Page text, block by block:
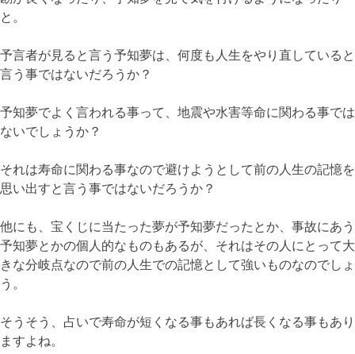
と。
予言者が見ると言う予知夢は、何度も人生をやり直していると
言う事ではないだろうか？
予知夢でよく言われる事って、地震や水害等命に関わる事では
ないでしょうか？
それは寿命に関わる事なので避けようとして前の人生の記憶を
思い出すと言う事ではないだろうか？
他にも、宝くじに当たった夢が予知夢だったとか、事故にあう
予知夢とかの個人的なものもあるが、それはその人にとって大
きな分岐点なので前の人生での記憶として強いものなのでしょ
う。
そうそう、占いで寿命が短くなる事もあれば長くなる事もあり
ますよね。